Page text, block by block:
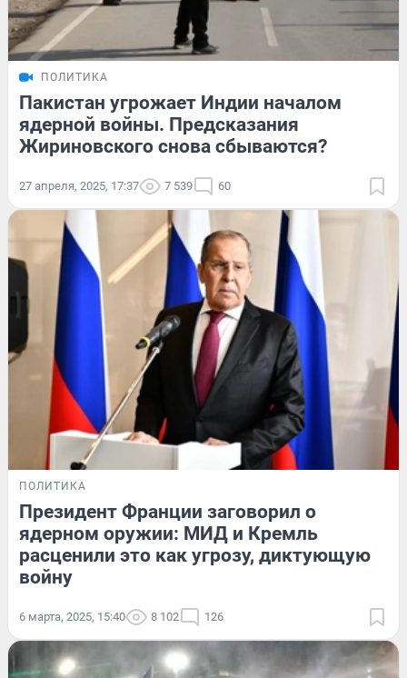
ПОЛИТИКА
Пакистан угрожает Индии началом
ядерной войны. Предсказания
Жириновского снова сбываются?
27 апреля, 2025, 17:37 7 539 60
ПОЛИТИКА
Президент Франции заговорил о
ядерном оружии: МИД и Кремль
расценили это как угрозу, диктующую
войну
6 марта, 2025, 15:40 8 102 126